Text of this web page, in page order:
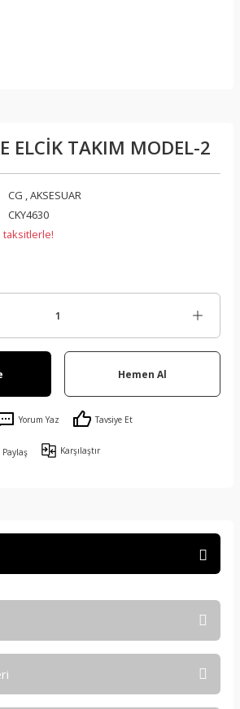
ELCİK TAKIM MODEL-2
CG ,AKSESUAR
CKY4630
taksitlerle!
Hemen Al
Yorum Yaz Tavsiye Et
Paylaş Karşılaştır